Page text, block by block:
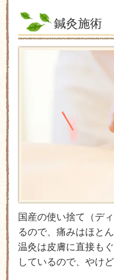
鍼灸施術
国産の使い捨て（デ
るので、痛みはほと
温灸は皮膚に直接も
しているので、やけ